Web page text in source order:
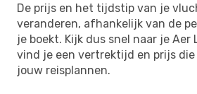
De prijs en het tijdstip van je
veranderen, afhankelijk van de
je boekt. Kijk dus snel naar je Aer
vind je een vertrektijd en prijs die
jouw reisplannen.